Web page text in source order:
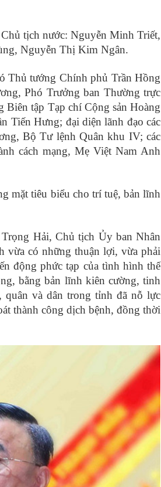
tịch nước: Nguyễn Minh Triết,
Nguyễn Thị Kim Ngân.
Thủ tướng Chính phủ Trần Hồng
Phó Trưởng ban Thường trực
tập Tạp chí Cộng sản Hoàng
Tiến Hưng; đại diện lãnh đạo các
Bộ Tư lệnh Quân khu IV; các
cách mạng, Mẹ Việt Nam Anh
mặt tiêu biểu cho trí tuệ, bản lĩnh
Hải, Chủ tịch Ủy ban Nhân
vừa có những thuận lợi, vừa phải
động phức tạp của tình hình thế
bằng bản lĩnh kiên cường, tinh
và dân trong tỉnh đã nỗ lực
thành công dịch bệnh, đồng thời